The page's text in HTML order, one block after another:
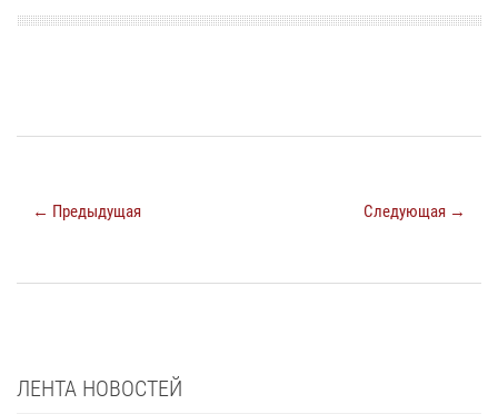
← Предыдущая Следующая →
ЛЕНТА НОВОСТЕЙ